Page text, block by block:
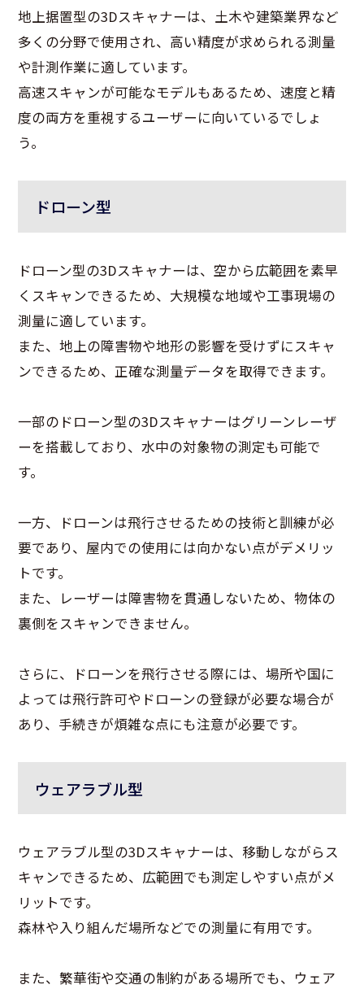
地上据置型の3Dスキャナーは、土木や建築業界など
多くの分野で使用され、高い精度が求められる測量
や計測作業に適しています。
高速スキャンが可能なモデルもあるため、速度と精
度の両方を重視するユーザーに向いているでしょ
う。
ドローン型
ドローン型の3Dスキャナーは、空から広範囲を素早
くスキャンできるため、大規模な地域や工事現場の
測量に適しています。
また、地上の障害物や地形の影響を受けずにスキャ
ンできるため、正確な測量データを取得できます。
一部のドローン型の3Dスキャナーはグリーンレーザ
ーを搭載しており、水中の対象物の測定も可能で
す。
一方、ドローンは飛行させるための技術と訓練が必
要であり、屋内での使用には向かない点がデメリッ
トです。
また、レーザーは障害物を貫通しないため、物体の
裏側をスキャンできません。
さらに、ドローンを飛行させる際には、場所や国に
よっては飛行許可やドローンの登録が必要な場合が
あり、手続きが煩雑な点にも注意が必要です。
ウェアラブル型
ウェアラブル型の3Dスキャナーは、移動しながらス
キャンできるため、広範囲でも測定しやすい点がメ
リットです。
森林や入り組んだ場所などでの測量に有用です。
また、繁華街や交通の制約がある場所でも、ウェア